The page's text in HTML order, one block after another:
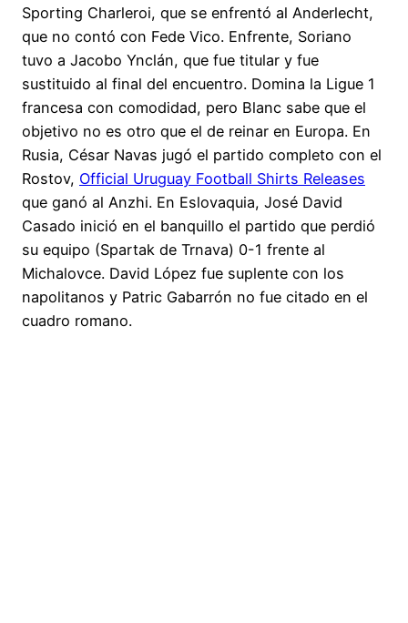
Sporting Charleroi, que se enfrentó al Anderlecht,
que no contó con Fede Vico. Enfrente, Soriano
tuvo a Jacobo Ynclán, que fue titular y fue
sustituido al final del encuentro. Domina la Ligue 1
francesa con comodidad, pero Blanc sabe que el
objetivo no es otro que el de reinar en Europa. En
Rusia, César Navas jugó el partido completo con el
Rostov, Official Uruguay Football Shirts Releases
que ganó al Anzhi. En Eslovaquia, José David
Casado inició en el banquillo el partido que perdió
su equipo (Spartak de Trnava) 0-1 frente al
Michalovce. David López fue suplente con los
napolitanos y Patric Gabarrón no fue citado en el
cuadro romano.